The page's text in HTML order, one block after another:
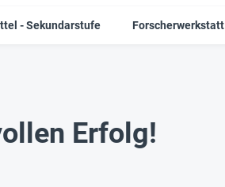
- Sekundarstufe Forscherwerkstatt
Erfolg!